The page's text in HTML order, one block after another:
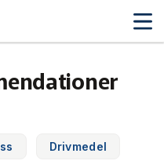
Drivmedel